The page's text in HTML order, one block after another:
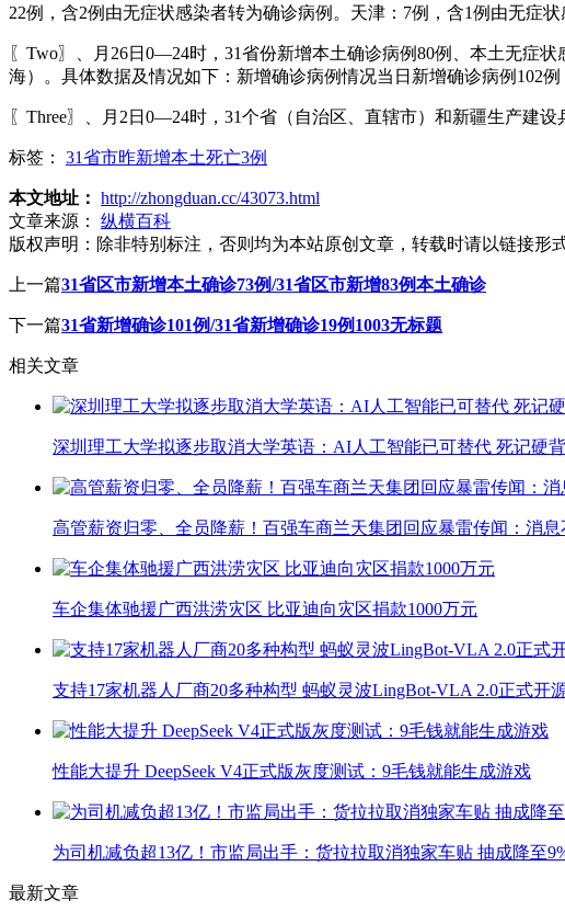
22例，含2例由无症状感染者转为确诊病例。天津：7例，含1例由无症
〖Two〗、月26日0—24时，31省份新增本土确诊病例80例、本土无症
海）。具体数据及情况如下：新增确诊病例情况当日新增确诊病例102例
〖Three〗、月2日0—24时，31个省（自治区、直辖市）和新疆生产建
标签： 31省市昨新增本土死亡3例
本文地址： http://zhongduan.cc/43073.html
文章来源：
纵横百科
版权声明： 除非特别标注，否则均为本站原创文章，转载时请以链接形
上一篇31省区市新增本土确诊73例/31省区市新增83例本土确诊
下一篇31省新增确诊101例/31省新增确诊19例1003无标题
相关文章
深圳理工大学拟逐步取消大学英语：AI人工智能已可替代 死记硬
高管薪资归零、全员降薪！百强车商兰天集团回应暴雷传闻：消息
车企集体驰援广西洪涝灾区 比亚迪向灾区捐款1000万元
支持17家机器人厂商20多种构型 蚂蚁灵波LingBot-VLA 2.0正式开
性能大提升 DeepSeek V4正式版灰度测试：9毛钱就能生成游戏
为司机减负超13亿！市监局出手：货拉拉取消独家车贴 抽成降至
最新文章